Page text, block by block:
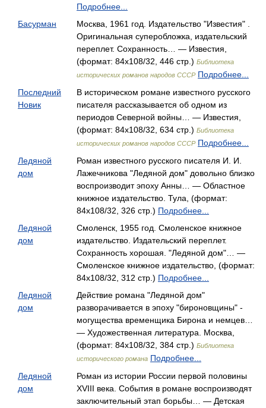
Подробнее...
Басурман
Москва, 1961 год. Издательство "Известия" .
Оригинальная суперобложка, издательский
переплет. Сохранность… — Известия,
(формат: 84x108/32, 446 стр.) Библиотека
исторических романов народов СССР Подробнее...
Последний
Новик
В историческом романе известного русского
писателя рассказывается об одном из
периодов Северной войны… — Известия,
(формат: 84x108/32, 634 стр.) Библиотека
исторических романов народов СССР Подробнее...
Ледяной
дом
Роман известного русского писателя И. И.
Лажечникова "Ледяной дом" довольно близко
воспроизводит эпоху Анны… — Областное
книжное издательство. Тула, (формат:
84x108/32, 326 стр.) Подробнее...
Ледяной
дом
Смоленск, 1955 год. Смоленское книжное
издательство. Издательский переплет.
Сохранность хорошая. "Ледяной дом"… —
Смоленское книжное издательство, (формат:
84x108/32, 312 стр.) Подробнее...
Ледяной
дом
Действие романа "Ледяной дом"
разворачивается в эпоху "бироновщины" -
могущества временщика Бирона и немцев…
— Художественная литература. Москва,
(формат: 84x108/32, 384 стр.) Библиотека
исторического романа Подробнее...
Ледяной
дом
Роман из истории России первой половины
XVIII века. События в романе воспроизводят
заключительный этап борьбы… — Детская